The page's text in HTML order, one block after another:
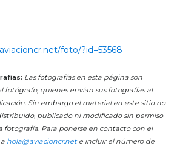
foto/?id=53568
Las fotografías en esta página son
quienes envían sus fotografías al
Sin embargo el material en este sitio no
publicado ni modificado sin permiso
fotografía. Para ponerse en contacto con el
hola@aviacioncr.nete incluir el número de